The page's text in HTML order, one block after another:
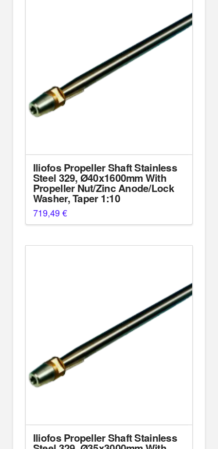
Iliofos Propeller Shaft Stainless
Steel 329, Ø40x1600mm With
Propeller Nut/Zinc Anode/Lock
Washer, Taper 1:10
719,49€
Iliofos Propeller Shaft Stainless